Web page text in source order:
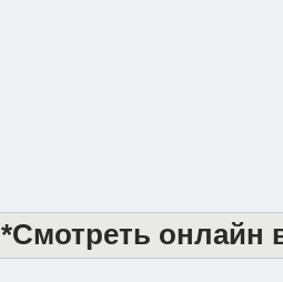
*Смотреть онлайн